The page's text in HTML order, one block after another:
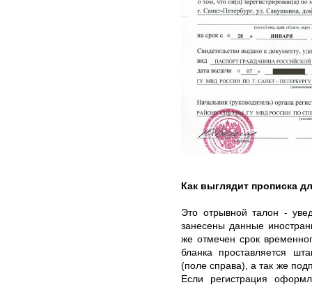
Как выглядит прописка
Это отрывной талон -
занесены данные
же отмечен срок
бланка проставляется
(поле справа), а так же
Если регистрация